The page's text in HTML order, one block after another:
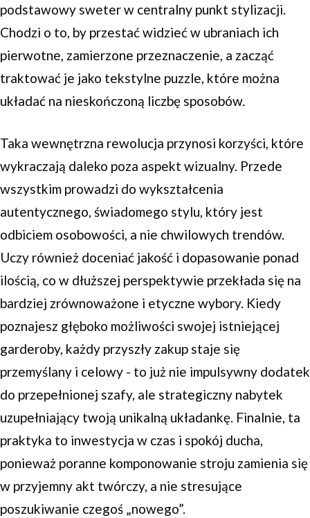
podstawowy sweter w centralny punkt stylizacji.
Chodzi o to, by przestać widzieć w ubraniach ich
pierwotne, zamierzone przeznaczenie, a zacząć
traktować je jako tekstylne puzzle, które można
układać na nieskończoną liczbę sposobów.
Taka wewnętrzna rewolucja przynosi korzyści, które
wykraczają daleko poza aspekt wizualny. Przede
wszystkim prowadzi do wykształcenia
autentycznego, świadomego stylu, który jest
odbiciem osobowości, a nie chwilowych trendów.
Uczy również doceniać jakość i dopasowanie ponad
ilością, co w dłuższej perspektywie przekłada się na
bardziej zrównoważone i etyczne wybory. Kiedy
poznajesz głęboko możliwości swojej istniejącej
garderoby, każdy przyszły zakup staje się
przemyślany i celowy - to już nie impulsywny dodatek
do przepełnionej szafy, ale strategiczny nabytek
uzupełniający twoją unikalną układankę. Finalnie, ta
praktyka to inwestycja w czas i spokój ducha,
ponieważ poranne komponowanie stroju zamienia się
w przyjemny akt twórczy, a nie stresujące
poszukiwanie czegoś „nowego”.